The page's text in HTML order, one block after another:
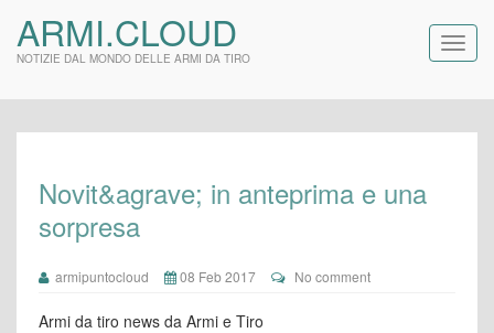
ARMI.CLOUD
NOTIZIE DAL MONDO DELLE ARMI DA TIRO
Novit&agrave; in anteprima e una
sorpresa
armipuntocloud 08 Feb 2017 No comment
Armi da tiro news da Armi e Tiro